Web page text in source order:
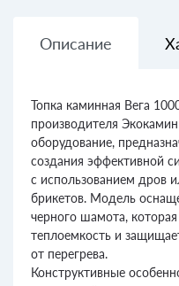
Описание
Топка каминная Вега
производителя
оборудование,
создания эффективной
с использованием дров
брикетов. Модель
черного шамота,
теплоемкость и
от перегрева.
Конструктивные